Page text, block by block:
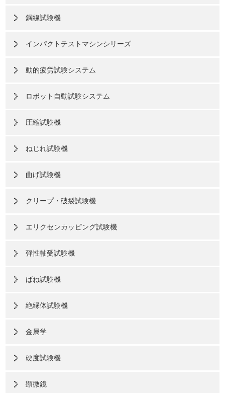
鋼線試験機
インパクトテストマシンシリーズ
動的疲労試験システム
ロボット自動試験システム
圧縮試験機
ねじれ試験機
曲げ試験機
クリープ・破裂試験機
エリクセンカッピング試験機
弾性軸受試験機
ばね試験機
絶縁体試験機
金属学
硬度試験機
顕微鏡